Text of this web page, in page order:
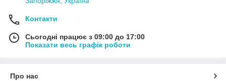
Контакти
Сьогодні працює з 09:00 до 17:00
Показати весь графік роботи
Про нас